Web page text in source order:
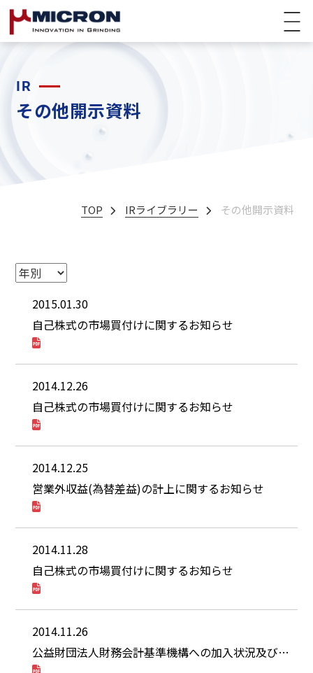
IR
その他開示資料
TOP IRライブラリー その他開示資料
2015.01.30
自己株式の市場買付けに関するお知らせ
2014.12.26
自己株式の市場買付けに関するお知らせ
2014.12.25
営業外収益(為替差益)の計上に関するお知らせ
2014.11.28
自己株式の市場買付けに関するお知らせ
2014.11.26
公益財団法人財務会計基準機構への加入状況及び加入に関する考え方等に関するお知らせ